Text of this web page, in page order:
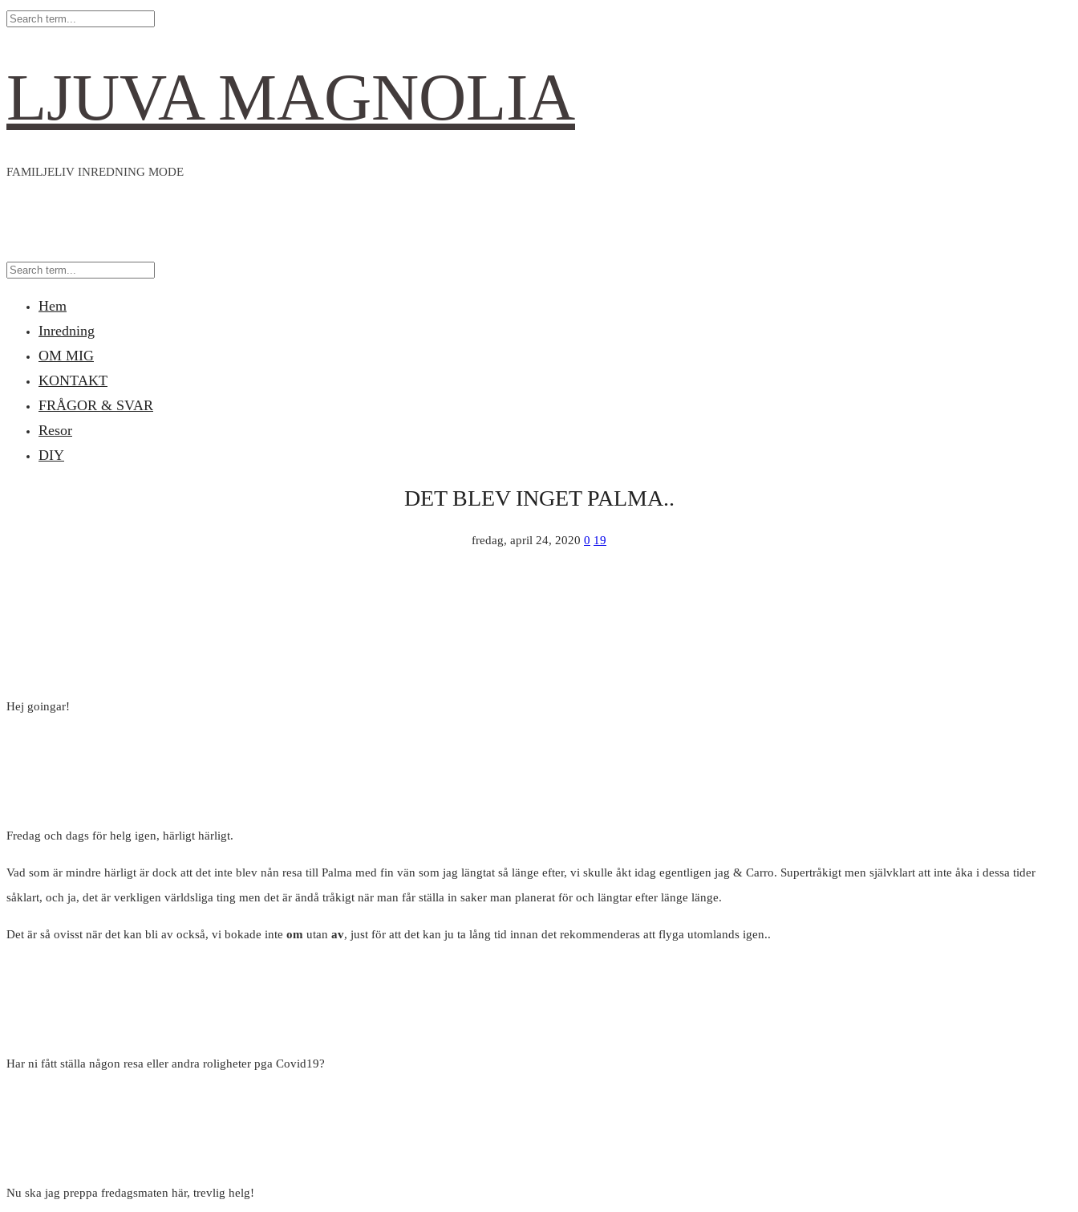
LJUVA MAGNOLIA
FAMILJELIV INREDNING MODE
Hem
Inredning
OM MIG
KONTAKT
FRÅGOR & SVAR
Resor
DIY
DET BLEV INGET PALMA..
fredag, april 24, 2020 0 19
Hej goingar!
Fredag och dags för helg igen, härligt härligt.
Vad som är mindre härligt är dock att det inte blev nån resa till Palma med fin vän som jag längtat så länge efter, vi skulle åkt idag egentligen jag & Carro. Supertråkigt men självklart att inte åka i dessa tider
såklart, och ja, det är verkligen världsliga ting men det är ändå tråkigt när man får ställa in saker man planerat för och längtar efter länge länge.
Det är så ovisst när det kan bli av också, vi bokade inte om utan av, just för att det kan ju ta lång tid innan det rekommenderas att flyga utomlands igen..
Har ni fått ställa någon resa eller andra roligheter pga Covid19?
Nu ska jag preppa fredagsmaten här, trevlig helg!